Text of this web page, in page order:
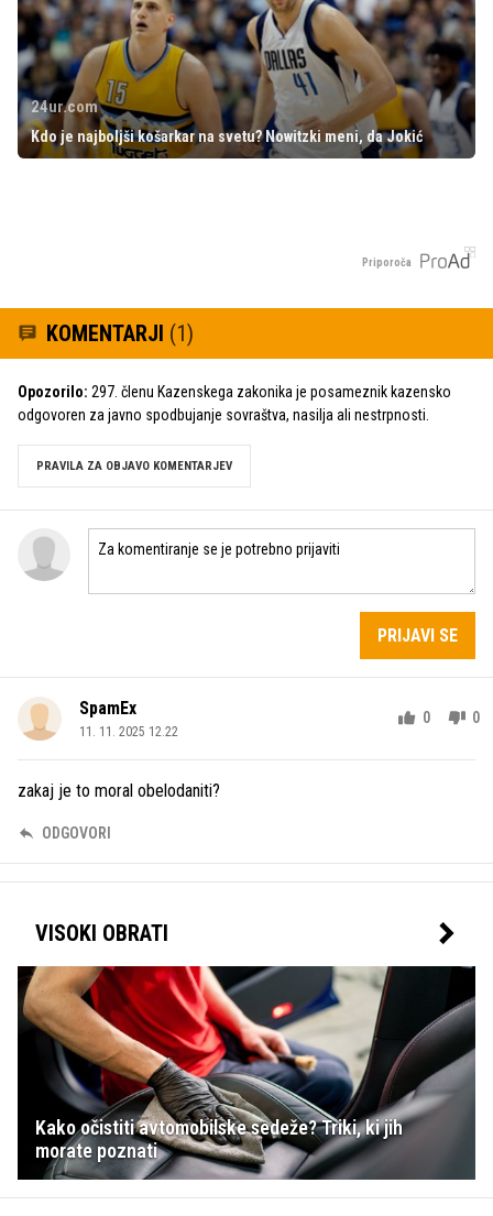
24ur.com
Kdo je najboljši košarkar na svetu? Nowitzki meni, da Jokić
Priporoča
KOMENTARJI (1)
Opozorilo: 297. členu Kazenskega zakonika je posameznik kazensko
odgovoren za javno spodbujanje sovraštva, nasilja ali nestrpnosti.
PRAVILA ZA OBJAVO KOMENTARJEV
PRIJAVI SE
SpamEx
11. 11. 2025 12.22
0 0
zakaj je to moral obelodaniti?
ODGOVORI
VISOKI OBRATI
Kako očistiti avtomobilske sedeže? Triki, ki jih
morate poznati